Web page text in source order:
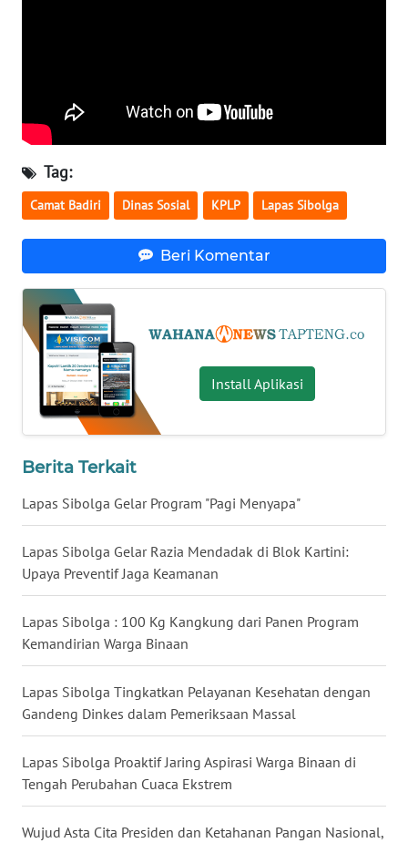
Tag:
Camat Badiri Dinas Sosial KPLP Lapas Sibolga
Beri Komentar
Install Aplikasi
Berita Terkait
Lapas Sibolga Gelar Program "Pagi Menyapa"
Lapas Sibolga Gelar Razia Mendadak di Blok Kartini:
Upaya Preventif Jaga Keamanan
Lapas Sibolga : 100 Kg Kangkung dari Panen Program
Kemandirian Warga Binaan
Lapas Sibolga Tingkatkan Pelayanan Kesehatan dengan
Gandeng Dinkes dalam Pemeriksaan Massal
Lapas Sibolga Proaktif Jaring Aspirasi Warga Binaan di
Tengah Perubahan Cuaca Ekstrem
Wujud Asta Cita Presiden dan Ketahanan Pangan Nasional,
WN
WN
SUMSEL
BENGKULU
WN
LAMPUNG
WN
JATENG
WN
JOGJA
JATIM
BALI
WN
KALBAR
WN
KALTENG